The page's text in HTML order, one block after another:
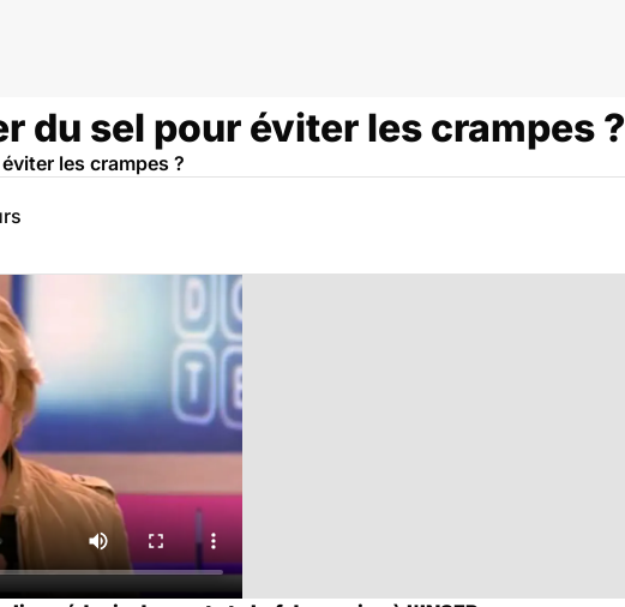
du sel pour éviter les crampes ?
les crampes ?